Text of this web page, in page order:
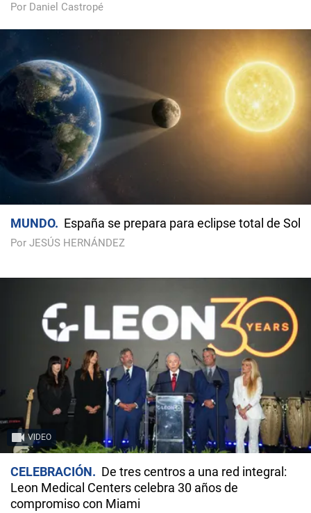
Por Daniel Castropé
MUNDO España se prepara para eclipse total de Sol
Por JESÚS HERNÁNDEZ
VIDEO
CELEBRACIÓN
De tres centros a una red integral:
Leon Medical Centers celebra 30 años de
compromiso con Miami